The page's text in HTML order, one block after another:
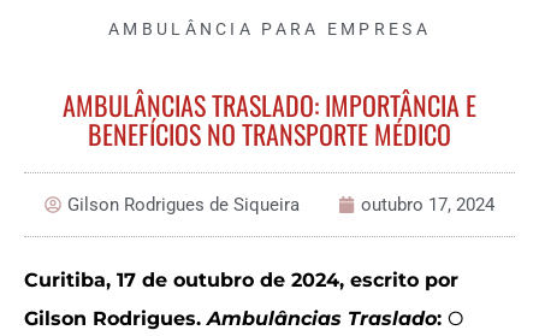
AMBULÂNCIA PARA EMPRESA
AMBULÂNCIAS TRASLADO: IMPORTÂNCIA E
BENEFÍCIOS NO TRANSPORTE MÉDICO
Gilson Rodrigues de Siqueira outubro 17, 2024
Curitiba, 17 de outubro de 2024, escrito por
Gilson Rodrigues.Ambulâncias Traslado: O